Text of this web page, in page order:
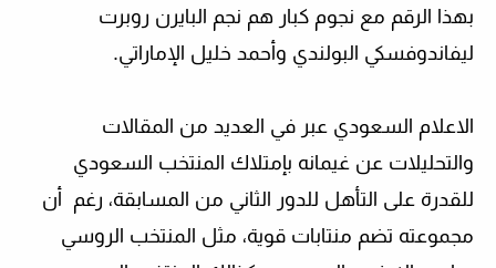
بهذا الرقم مع نجوم كبار هم نجم البايرن روبرت
ليفاندوفسكي البولندي وأحمد خليل الإماراتي.
الاعلام السعودي عبر في العديد من المقالات
والتحليلات عن غيمانه بإمتلاك المنتخب السعودي
للقدرة على التأهل للدور الثاني من المسابقة، رغم أن
مجموعته تضم منتابات قوية، مثل المنتخب الروسي